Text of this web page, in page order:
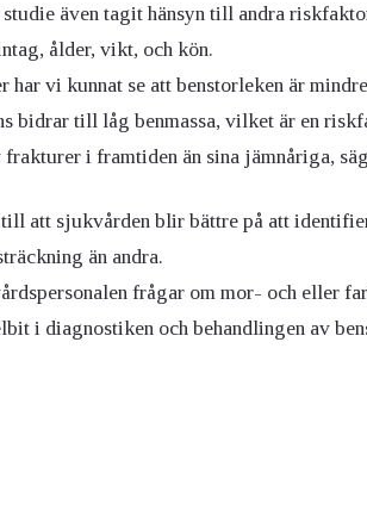
även tagit hänsyn till andra
ålder, vikt, och kön.
har vi kunnat se att benstorleken är
bidrar till låg benmassa, vilket är en
i framtiden än sina jämnåriga,
att sjukvården blir bättre på att
än andra.
frågar om mor- och eller
i diagnostiken och behandlingen av